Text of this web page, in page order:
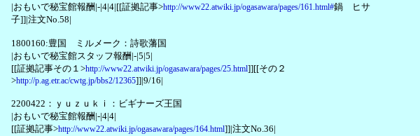
|おもいで秘宝館報酬|-|4|4|[[証拠記事>http://www22.atwiki.jp/ogasawara/pages/161.html#鍋 ヒサ
子]]|注文No.58|
1800160:豊国 ミルメーク：詩歌藩国
|おもいで秘宝館スタッフ報酬|-|5|5|
[[証拠記事その１>http://www22.atwiki.jp/ogasawara/pages/25.html]][[その２
>http://p.ag.etr.ac/cwtg.jp/bbs2/12365]]|9/16|
2200422：ｙｕｚｕｋｉ：ビギナーズ王国
|おもいで秘宝館報酬|-|4|4|
[[証拠記事>http://www22.atwiki.jp/ogasawara/pages/164.html]]|注文No.36|